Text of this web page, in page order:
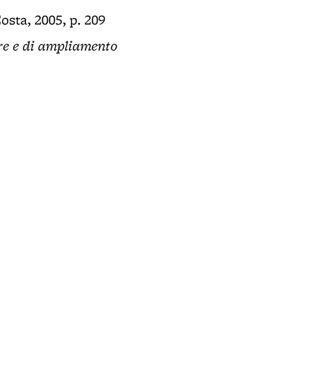
2005, p. 209
e di ampliamento